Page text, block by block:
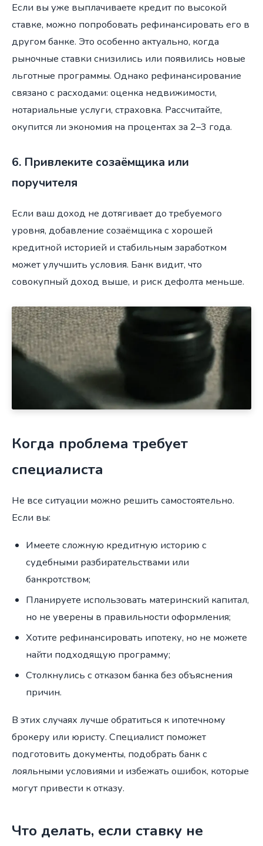
Если вы уже выплачиваете кредит по высокой
ставке, можно попробовать рефинансировать его в
другом банке. Это особенно актуально, когда
рыночные ставки снизились или появились новые
льготные программы. Однако рефинансирование
связано с расходами: оценка недвижимости,
нотариальные услуги, страховка. Рассчитайте,
окупится ли экономия на процентах за 2–3 года.
6. Привлеките созаёмщика или
поручителя
Если ваш доход не дотягивает до требуемого
уровня, добавление созаёмщика с хорошей
кредитной историей и стабильным заработком
может улучшить условия. Банк видит, что
совокупный доход выше, и риск дефолта меньше.
Когда проблема требует
специалиста
Не все ситуации можно решить самостоятельно.
Если вы:
Имеете сложную кредитную историю с
судебными разбирательствами или
банкротством;
Планируете использовать материнский капитал,
но не уверены в правильности оформления;
Хотите рефинансировать ипотеку, но не можете
найти подходящую программу;
Столкнулись с отказом банка без объяснения
причин.
В этих случаях лучше обратиться к ипотечному
брокеру или юристу. Специалист поможет
подготовить документы, подобрать банк с
лояльными условиями и избежать ошибок, которые
могут привести к отказу.
Что делать, если ставку не